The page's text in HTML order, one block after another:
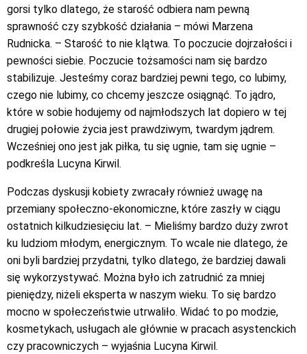
gorsi tylko dlatego, że starość odbiera nam pewną
sprawność czy szybkość działania – mówi Marzena
Rudnicka. – Starość to nie klątwa. To poczucie dojrzałości i
pewności siebie. Poczucie tożsamości nam się bardzo
stabilizuje. Jesteśmy coraz bardziej pewni tego, co lubimy,
czego nie lubimy, co chcemy jeszcze osiągnąć. To jądro,
które w sobie hodujemy od najmłodszych lat dopiero w tej
drugiej połowie życia jest prawdziwym, twardym jądrem.
Wcześniej ono jest jak piłka, tu się ugnie, tam się ugnie –
podkreśla Lucyna Kirwil.
Podczas dyskusji kobiety zwracały również uwagę na
przemiany społeczno-ekonomiczne, które zaszły w ciągu
ostatnich kilkudziesięciu lat. – Mieliśmy bardzo duży zwrot
ku ludziom młodym, energicznym. To wcale nie dlatego, że
oni byli bardziej przydatni, tylko dlatego, że bardziej dawali
się wykorzystywać. Można było ich zatrudnić za mniej
pieniędzy, niżeli eksperta w naszym wieku. To się bardzo
mocno w społeczeństwie utrwaliło. Widać to po modzie,
kosmetykach, usługach ale głównie w pracach asystenckich
czy pracowniczych – wyjaśnia Lucyna Kirwil.